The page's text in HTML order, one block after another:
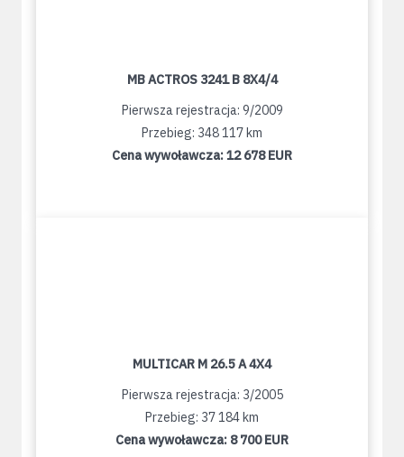
MB ACTROS 3241 B 8X4/4
Pierwsza rejestracja: 9/2009
Przebieg: 348 117 km
Cena wywoławcza:12 678 EUR
MULTICAR M 26.5 A 4X4
Pierwsza rejestracja: 3/2005
Przebieg: 37 184 km
Cena wywoławcza: 8 700 EUR